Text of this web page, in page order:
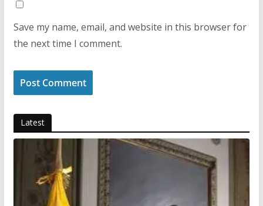
Save my name, email, and website in this browser for
the next time I comment.
Latest